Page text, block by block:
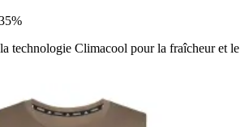
technologie Climacool pour la fraîcheur et le